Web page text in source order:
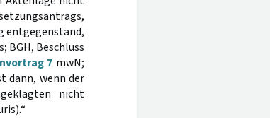
entgegenstand,
BGH, Beschluss
7 mwN;
dann, wenn der
nicht